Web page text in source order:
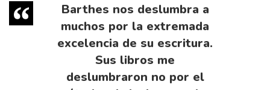
Barthes nos deslumbra a
muchos por la extremada
excelencia de su escritura.
Sus libros me
deslumbraron no por el